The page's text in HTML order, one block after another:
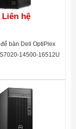
Liên hệ
bàn Dell OptiPlex
14500-16512U